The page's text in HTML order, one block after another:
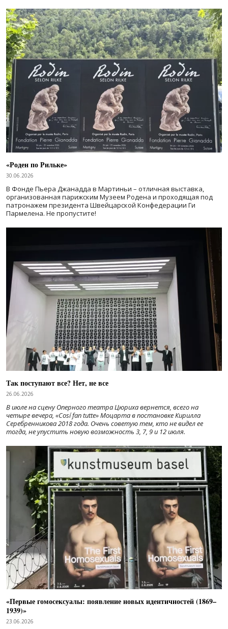
«Роден по Рильке»
30.06.2026
В Фонде Пьера Джанадда в Мартиньи – отличная выставка,
организованная парижским Музеем Родена и проходящая под
патронажем президента Швейцарской Конфедерации Ги
Пармелена. Не пропустите!
Так поступают все? Нет, не все
26.06.2026
В июле на сцену Оперного театра Цюриха вернется, всего на
четыре вечера, «Cosí fan tutte» Моцарта в постановке Кирилла
Серебренникова 2018 года. Очень советую тем, кто не видел ее
тогда, не упустить новую возможность 3, 7, 9 и 12 июля.
«Первые гомосексуалы: появление новых идентичностей (1869–
1939)»
23.06.2026